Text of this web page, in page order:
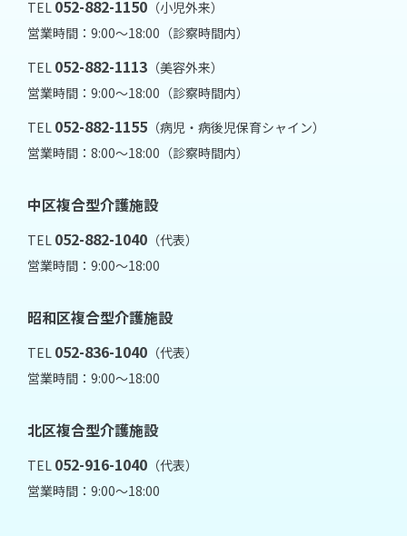
TEL 052-882-1150 （小児外来）
営業時間：9:00～18:00（診察時間内）
TEL 052-882-1113 （美容外来）
営業時間：9:00～18:00（診察時間内）
TEL 052-882-1155 （病児・病後児保育シャイン）
営業時間：8:00～18:00（診察時間内）
中区複合型介護施設
TEL 052-882-1040 （代表）
営業時間：9:00～18:00
昭和区複合型介護施設
TEL 052-836-1040 （代表）
営業時間：9:00～18:00
北区複合型介護施設
TEL 052-916-1040 （代表）
営業時間：9:00～18:00